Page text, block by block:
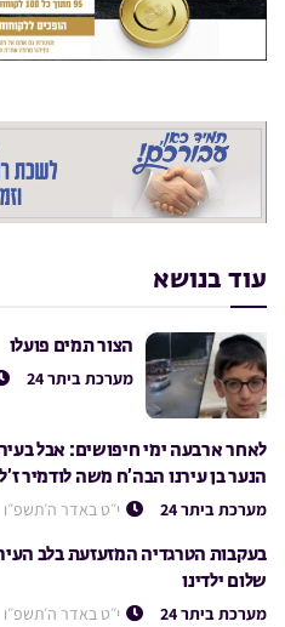
עוד בנושא
הצור תמים פועלו
מערכת ביתר 24
לאחר ארבעה ימי חיפושים: אבל
הנער בן עירנו הבה’ח משה לודמיר
מערכת ביתר 24 י״ט באדר ה׳תשפ״ו
בעקבות הטרגדיה המזעזעת בלב
שלום ילדינו
מערכת ביתר 24 י״ט באדר ה׳תשפ״ו